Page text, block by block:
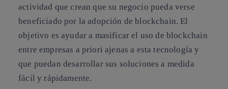
actividad que crean que su negocio pueda verse
beneficiado por la adopción de blockchain. El
objetivo es ayudar a masificar el uso de blockchain
entre empresas a priori ajenas a esta tecnología y
que puedan desarrollar sus soluciones a medida
fácil y rápidamente.